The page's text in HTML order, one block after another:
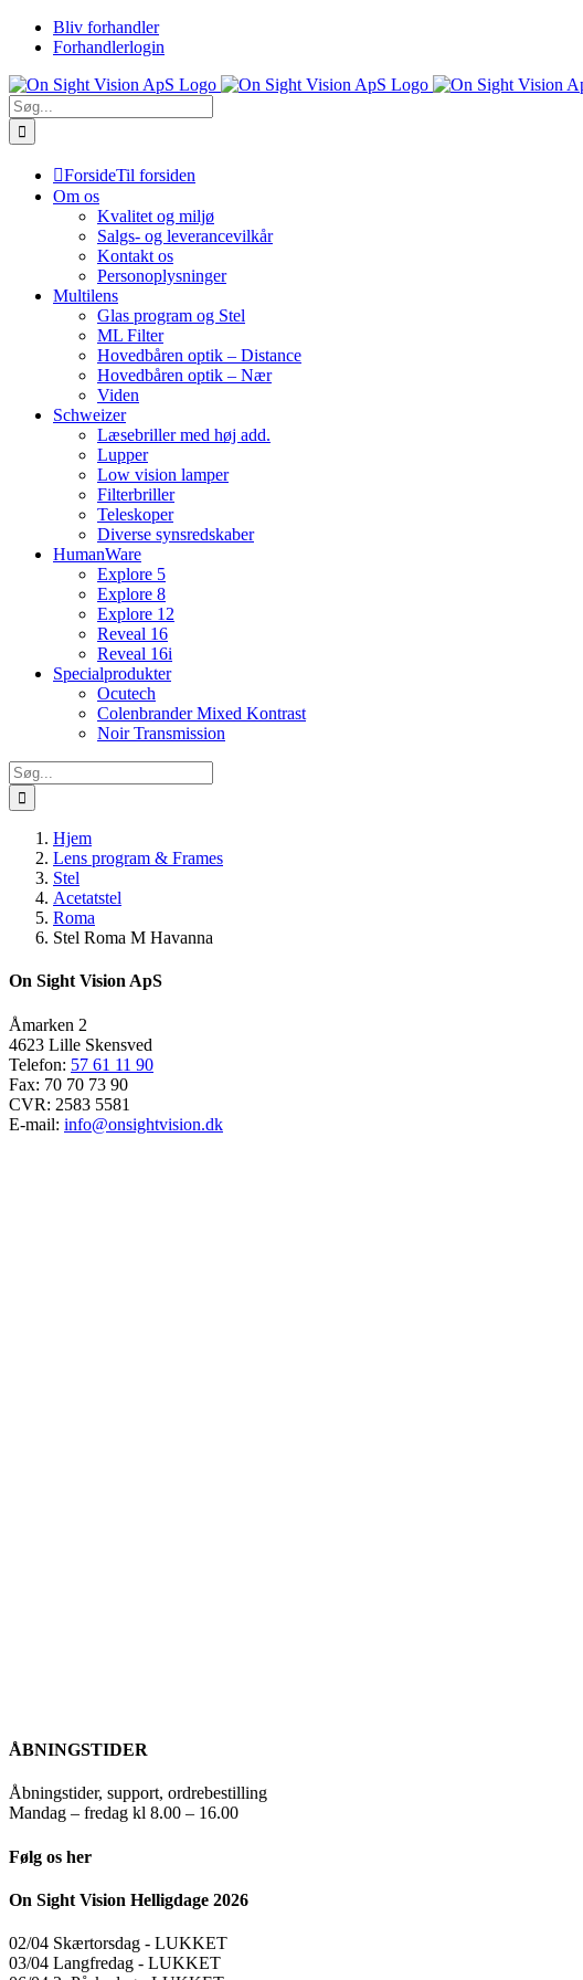
Skip
Bliv forhandler
Forhandlerlogin
Søg
efter:
ForsideTil forsiden
Om os
Kvalitet og miljø
Salgs- og leverancevilkår
Kontakt os
Personoplysninger
Multilens
Glas program og Stel
ML Filter
Hovedbåren optik – Distance
Hovedbåren optik – Nær
Viden
Schweizer
Læsebriller med høj add.
Lupper
Low vision lamper
Filterbriller
Teleskoper
Diverse synsredskaber
HumanWare
Explore 5
Explore 8
Explore 12
Reveal 16
Reveal 16i
Specialprodukter
Ocutech
Colenbrander Mixed Kontrast
Noir Transmission
Søg
efter:
Hjem
Lens program & Frames
Stel
Acetatstel
Roma
Stel Roma M Havanna
On Sight Vision ApS
Åmarken 2
4623 Lille Skensved
Telefon: 57 61 11 90
Fax: 70 70 73 90
CVR: 2583 5581
E-mail: info@onsightvision.dk
ÅBNINGSTIDER
Åbningstider, support, ordrebestilling
Mandag – fredag kl 8.00 – 16.00
Følg os her
On Sight Vision Helligdage 2026
02/04 Skærtorsdag ​​- LUKKET
03/04 Langfredag ​​- LUKKET